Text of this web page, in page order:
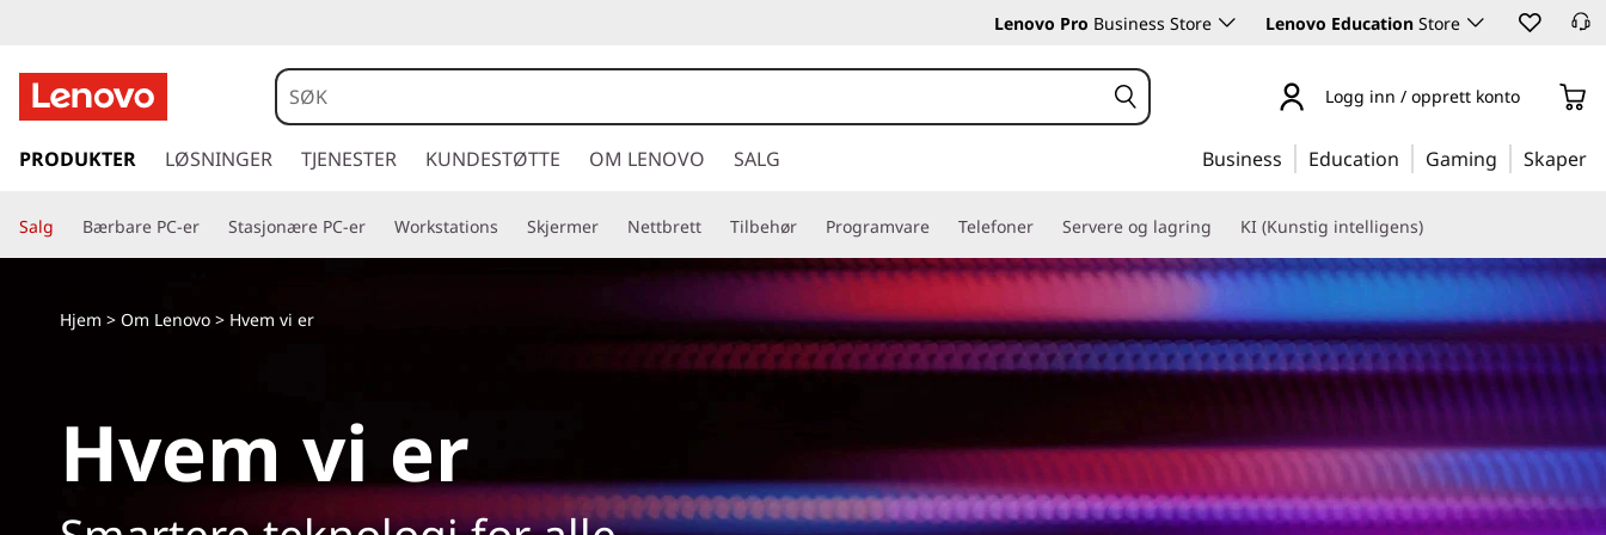
Lenovo Pro Business Store Lenovo Education Store
å
l
h
Logg inn / opprett konto
PRODUKTER LØSNINGER TJENESTER KUNDESTØTTE OM LENOVO SALG Business Education Gaming Skaper
Salg Bærbare PC-er Stasjonære PC-er Workstations Skjermer Nettbrett Tilbehør Programvare Telefoner Servere og lagring KI (Kunstig intelligens)
Hjem > Om Lenovo > Hvem vi er
Hvem vi er